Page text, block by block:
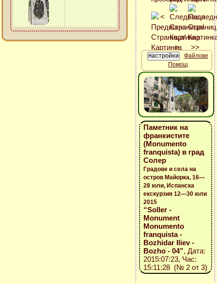
Файлове
Помощ
Паметник на
франкистите
(Monumento
franquista) в град
Солер
Градове и села на
остров Майорка, 16—
28 юли, Испанска
екскурзия 12—30 юли
2015
“Soller -
Monument
Monumento
franquista -
Bozhidar Iliev -
Bozho - 04”, Дата:
2015:07:23, Час:
15:11:28 (№ 2 от 3)